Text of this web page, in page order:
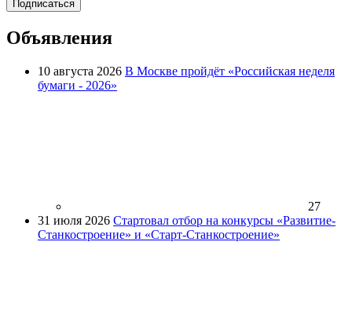
Подписаться
Объявления
10 августа 2026 В Москве пройдёт «Российская неделя
бумаги - 2026»
27
31 июля 2026 Стартовал отбор на конкурсы «Развитие-
Станкостроение» и «Старт-Станкостроение»